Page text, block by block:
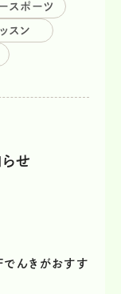
スポーツ
スン
せ
でんきがおすす